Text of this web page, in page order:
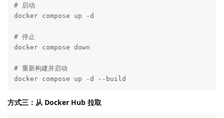
# 启动
docker compose up -d
# 停止
docker compose down
# 重新构建并启动
docker compose up -d --build
方式三：从 Docker Hub 拉取